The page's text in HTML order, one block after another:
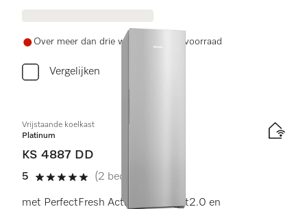
Over meer dan drie weken weer op voorraad
Vergelijken
Vrijstaande koelkast
Platinum
KS 4887 DD
5
5 sterren op 5
(2 beoordelingen)
met PerfectFresh Active, FlexiLight2.0 en